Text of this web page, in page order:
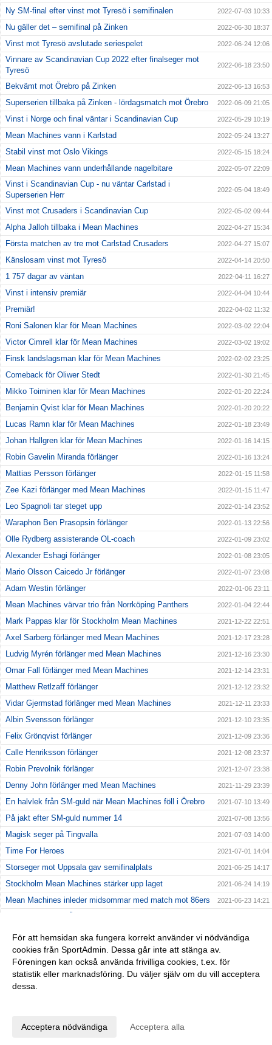
Ny SM-final efter vinst mot Tyresö i semifinalen 2022-07-03 10:33
Nu gäller det – semifinal på Zinken 2022-06-30 18:37
Vinst mot Tyresö avslutade seriespelet 2022-06-24 12:06
Vinnare av Scandinavian Cup 2022 efter finalseger mot
Tyresö
2022-06-18 23:50
Bekvämt mot Örebro på Zinken 2022-06-13 16:53
Superserien tillbaka på Zinken - lördagsmatch mot Örebro 2022-06-09 21:05
Vinst i Norge och final väntar i Scandinavian Cup 2022-05-29 10:19
Mean Machines vann i Karlstad 2022-05-24 13:27
Stabil vinst mot Oslo Vikings 2022-05-15 18:24
Mean Machines vann underhållande nagelbitare 2022-05-07 22:09
Vinst i Scandinavian Cup - nu väntar Carlstad i
Superserien Herr
2022-05-04 18:49
Vinst mot Crusaders i Scandinavian Cup 2022-05-02 09:44
Alpha Jalloh tillbaka i Mean Machines 2022-04-27 15:34
Första matchen av tre mot Carlstad Crusaders 2022-04-27 15:07
Känslosam vinst mot Tyresö 2022-04-14 20:50
1 757 dagar av väntan 2022-04-11 16:27
Vinst i intensiv premiär 2022-04-04 10:44
Premiär! 2022-04-02 11:32
Roni Salonen klar för Mean Machines 2022-03-02 22:04
Victor Cimrell klar för Mean Machines 2022-03-02 19:02
Finsk landslagsman klar för Mean Machines 2022-02-02 23:25
Comeback för Oliwer Stedt 2022-01-30 21:45
Mikko Toiminen klar för Mean Machines 2022-01-20 22:24
Benjamin Qvist klar för Mean Machines 2022-01-20 20:22
Lucas Ramn klar för Mean Machines 2022-01-18 23:49
Johan Hallgren klar för Mean Machines 2022-01-16 14:15
Robin Gavelin Miranda förlänger 2022-01-16 13:24
Mattias Persson förlänger 2022-01-15 11:58
Zee Kazi förlänger med Mean Machines 2022-01-15 11:47
Leo Spagnoli tar steget upp 2022-01-14 23:52
Waraphon Ben Prasopsin förlänger 2022-01-13 22:56
Olle Rydberg assisterande OL-coach 2022-01-09 23:02
Alexander Eshagi förlänger 2022-01-08 23:05
Mario Olsson Caicedo Jr förlänger 2022-01-07 23:08
Adam Westin förlänger 2022-01-06 23:11
Mean Machines värvar trio från Norrköping Panthers 2022-01-04 22:44
Mark Pappas klar för Stockholm Mean Machines 2021-12-22 22:51
Axel Sarberg förlänger med Mean Machines 2021-12-17 23:28
Ludvig Myrén förlänger med Mean Machines 2021-12-16 23:30
Omar Fall förlänger med Mean Machines 2021-12-14 23:31
Matthew Retlzaff förlänger 2021-12-12 23:32
Vidar Gjermstad förlänger med Mean Machines 2021-12-11 23:33
Albin Svensson förlänger 2021-12-10 23:35
Felix Grönqvist förlänger 2021-12-09 23:36
Calle Henriksson förlänger 2021-12-08 23:37
Robin Prevolnik förlänger 2021-12-07 23:38
Denny John förlänger med Mean Machines 2021-11-29 23:39
En halvlek från SM-guld när Mean Machines föll i Örebro 2021-07-10 13:49
På jakt efter SM-guld nummer 14 2021-07-08 13:56
Magisk seger på Tingvalla 2021-07-03 14:00
Time For Heroes 2021-07-01 14:04
Storseger mot Uppsala gav semifinalplats 2021-06-25 14:17
Stockholm Mean Machines stärker upp laget 2021-06-24 14:19
Mean Machines inleder midsommar med match mot 86ers 2021-06-23 14:21
Första matchen av två på Behrn Arena 2021-06-17 14:25
Jämn premiärseger mot Crusaders 2021-06-13 14:27
En efterlängtad premiär 2021-06-09 14:32
För att hemsidan ska fungera korrekt använder vi nödvändiga
cookies från SportAdmin. Dessa går inte att stänga av.
Föreningen kan också använda frivilliga cookies, t.ex. för
statistik eller marknadsföring. Du väljer själv om du vill acceptera
dessa.
Acceptera nödvändiga Acceptera alla